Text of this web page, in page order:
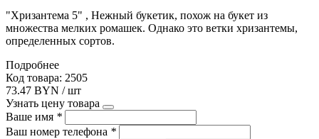
"Хризантема 5" , Нежный букетик, похож на букет из
множества мелких ромашек. Однако это ветки хризантемы,
определенных сортов.
Подробнее
Код товара: 2505
73.47 BYN / шт
Узнать цену товара
Ваше имя *
Ваш номер телефона *